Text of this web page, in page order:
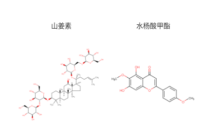
山姜素 水杨酸甲酯